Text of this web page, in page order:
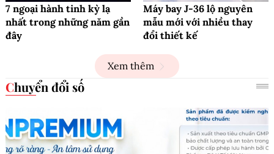
7 ngoại hành tinh kỳ lạ
nhất trong những năm gần
đây
Máy bay J-36 lộ nguyên
mẫu mới với nhiều thay
đổi thiết kế
Xem thêm
Chuyển đổi số